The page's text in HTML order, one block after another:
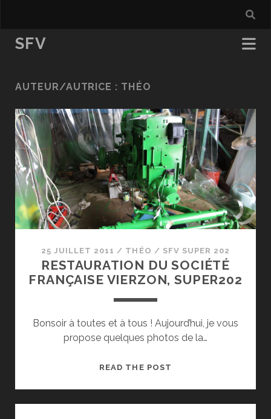
SFV
AUTEUR/AUTRICE : THÉO
25 JUILLET 2011 / THÉO / SFV SUPER 202
RESTAURATION DU SOCIÉTÉ
FRANÇAISE VIERZON, SUPER202
Bonsoir à toutes et à tous ! Aujourd’hui, je vous
propose quelques photos de la…
READ THE POST